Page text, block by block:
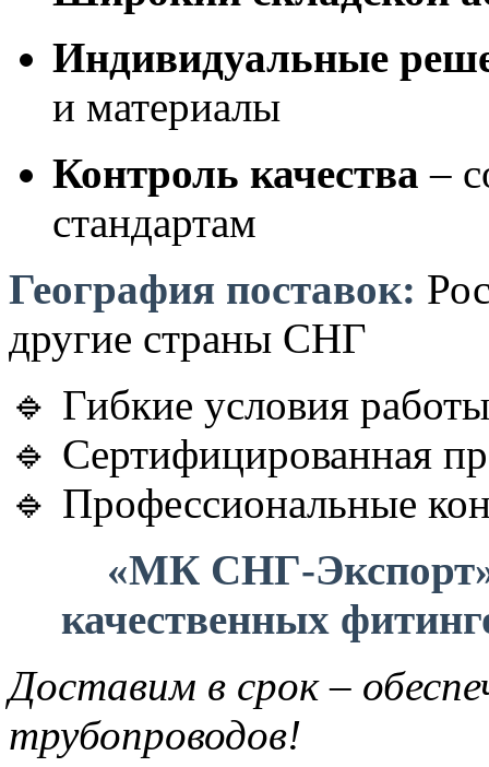
Индивидуальные
и материалы
Контроль качества –
стандартам
География поставок:
другие страны СНГ
🔹 Гибкие условия работы
🔹 Сертифицированная
🔹 Профессиональные
«МК СНГ-
качественных
Доставим в срок –
трубопроводов!